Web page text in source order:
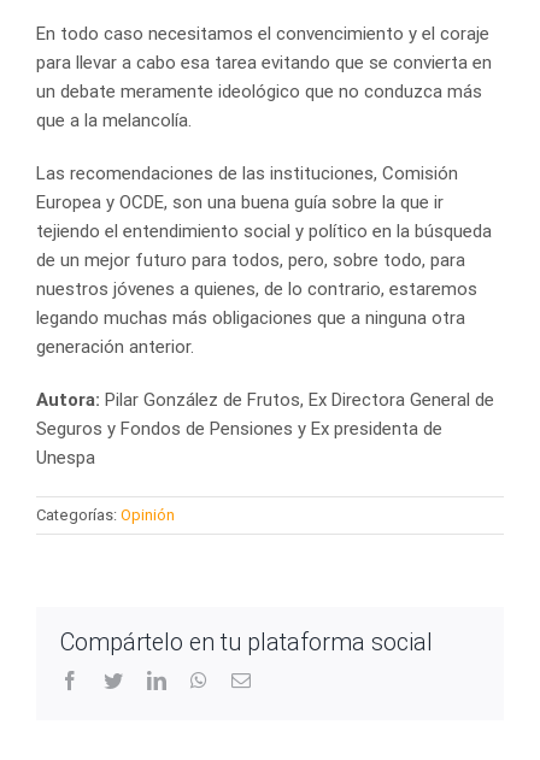
En todo caso necesitamos el convencimiento y el coraje
para llevar a cabo esa tarea evitando que se convierta en
un debate meramente ideológico que no conduzca más
que a la melancolía.
Las recomendaciones de las instituciones, Comisión
Europea y OCDE, son una buena guía sobre la que ir
tejiendo el entendimiento social y político en la búsqueda
de un mejor futuro para todos, pero, sobre todo, para
nuestros jóvenes a quienes, de lo contrario, estaremos
legando muchas más obligaciones que a ninguna otra
generación anterior.
Autora: Pilar González de Frutos, Ex Directora General de
Seguros y Fondos de Pensiones y Ex presidenta de
Unespa
Categorías: Opinión
Compártelo en tu plataforma social
facebook
twitterlinkedinwhatsappCorreo